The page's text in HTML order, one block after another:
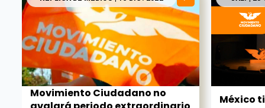
Movimiento Ciudadano no
México